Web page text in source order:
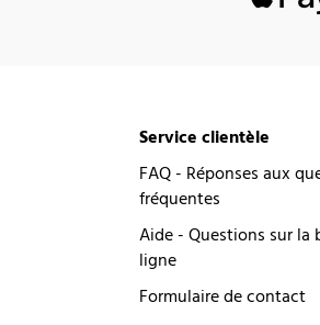
Service clientèle
FAQ - Réponses aux
fréquentes
Aide - Questions sur la
ligne
Formulaire de contact